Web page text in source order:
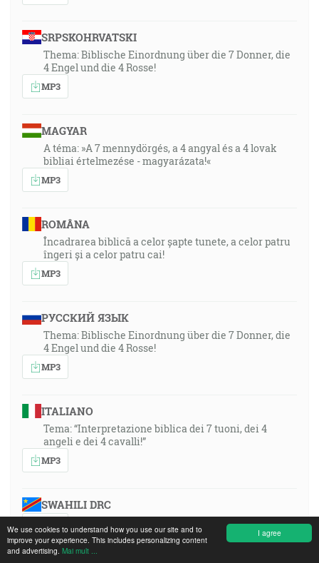
I agree
We use cookies to understand how you use our site and to
improve your experience. This includes personalizing content
and advertising. Mai mult ...
SRPSKOHRVATSKI
Thema: Biblische Einordnung über die 7 Donner, die
4 Engel und die 4 Rosse!
MP3
MAGYAR
A téma: »A 7 mennydörgés, a 4 angyal és a 4 lovak
bibliai értelmezése - magyarázata!«
MP3
ROMÂNA
Încadrarea biblică a celor șapte tunete, a celor patru
îngeri și a celor patru cai!
MP3
РУССКИЙ ЯЗЫК
Thema: Biblische Einordnung über die 7 Donner, die
4 Engel und die 4 Rosse!
MP3
ITALIANO
Tema: “Interpretazione biblica dei 7 tuoni, dei 4
angeli e dei 4 cavalli!”
MP3
SWAHILI DRC
MP3